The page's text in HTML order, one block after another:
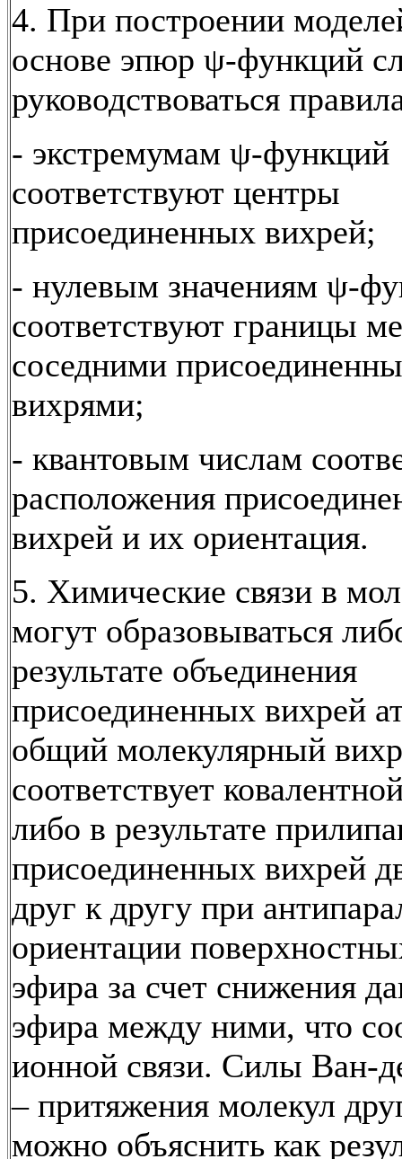
4. При построении
основе эпюр ψ-функций
руководствоваться
- экстремумам ψ-функций
соответствуют центры
присоединенных вихрей;
- нулевым значениям ψ-
соответствуют границы
соседними
вихрями;
- квантовым числам
расположения
вихрей и их ориентация.
5. Химические связи в
могут образовываться
результате объединения
присоединенных вихрей
общий молекулярный
соответствует
либо в результате
присоединенных вихрей
друг к другу при
ориентации
эфира за счет снижения
эфира между ними, что
ионной связи. Силы Ван-
– притяжения молекул
можно объяснить как